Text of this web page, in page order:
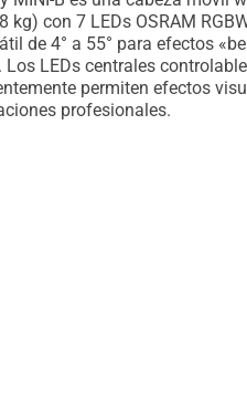
kg) con 7 LEDs OSRAM
de 4° a 55° para efectos
Los LEDs centrales
permiten efectos
profesionales.